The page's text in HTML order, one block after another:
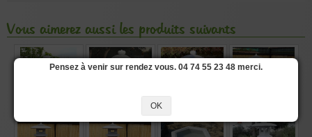
Vous aimerez aussi les produits suivants
TOKUJI GATA 150
CM
Pensez à venir sur rendez vous. 04 74 55 23 48 merci.
OK